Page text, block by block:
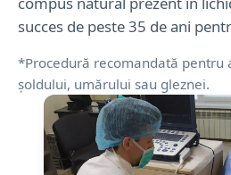
succes de peste 35 de ani
*Procedură recomandată pentru
șoldului, umărului sau gleznei.